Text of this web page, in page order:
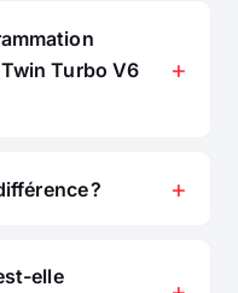
Turbo V6
?
elle